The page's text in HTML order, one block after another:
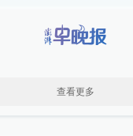
查看更多